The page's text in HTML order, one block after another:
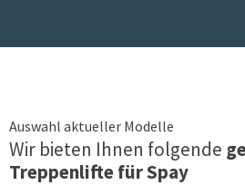
Auswahl aktueller Modelle
Wir bieten Ihnen folgende
Treppenlifte fürSpay